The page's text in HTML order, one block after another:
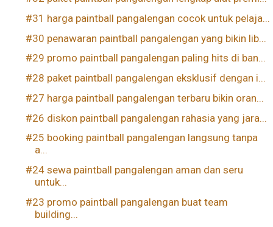
#31 harga paintball pangalengan cocok untuk pelaja...
#30 penawaran paintball pangalengan yang bikin lib...
#29 promo paintball pangalengan paling hits di ban...
#28 paket paintball pangalengan eksklusif dengan i...
#27 harga paintball pangalengan terbaru bikin oran...
#26 diskon paintball pangalengan rahasia yang jara...
#25 booking paintball pangalengan langsung tanpa
a...
#24 sewa paintball pangalengan aman dan seru
untuk...
#23 promo paintball pangalengan buat team
building...